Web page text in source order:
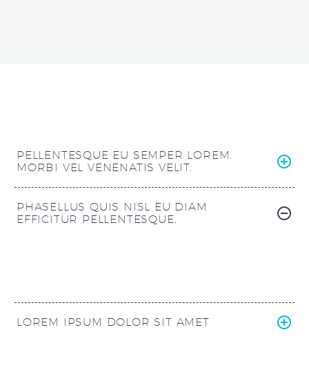
PELLENTESQUE EU SEMPER LOREM.
MORBI VEL VENENATIS VELIT.
PHASELLUS QUIS NISL EU DIAM
EFFICITUR PELLENTESQUE.
LOREM IPSUM DOLOR SIT AMET